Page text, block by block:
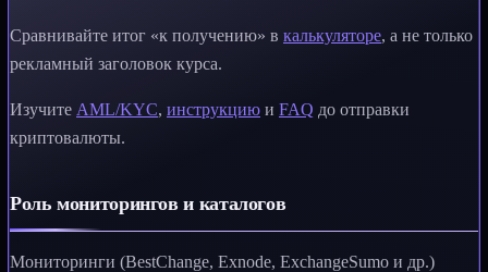
Сравнивайте итог «к получению» в калькуляторе, а не только
рекламный заголовок курса.
Изучите AML/KYC, инструкцию и FAQ до отправки
криптовалюты.
Роль мониторингов и каталогов
Мониторинги (BestChange, Exnode, ExchangeSumo и др.)